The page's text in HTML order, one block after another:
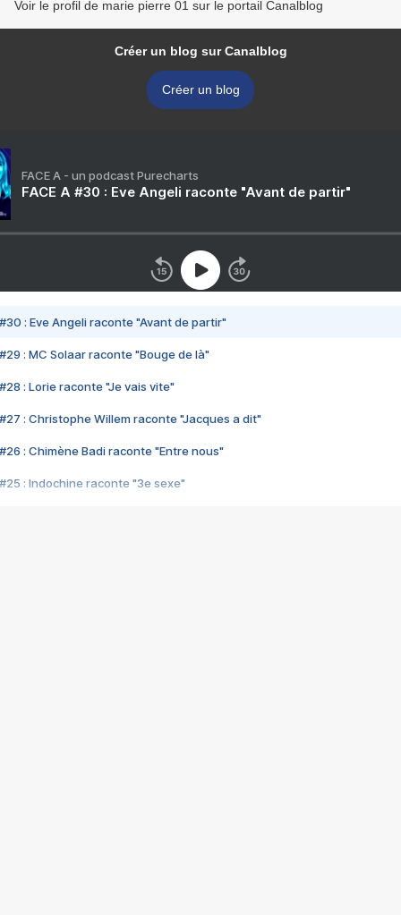
Voir le profil de marie pierre 01 sur le portail Canalblog
Créer un blog sur Canalblog
Créer un blog
FACE A - un podcast Purecharts
FACE A #30 : Eve Angeli raconte "Avant de partir"
#30 : Eve Angeli raconte "Avant de partir"
#29 : MC Solaar raconte "Bouge de là"
#28 : Lorie raconte "Je vais vite"
#27 : Christophe Willem raconte "Jacques a dit"
#26 : Chimène Badi raconte "Entre nous"
#25 : Indochine raconte "3e sexe"